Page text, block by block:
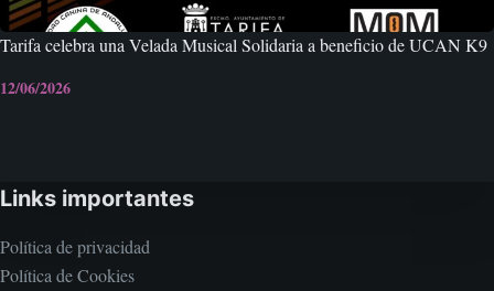
Tarifa celebra una Velada Musical Solidaria a beneficio de UCAN K9
12/06/2026
Links importantes
Política de privacidad
Política de Cookies